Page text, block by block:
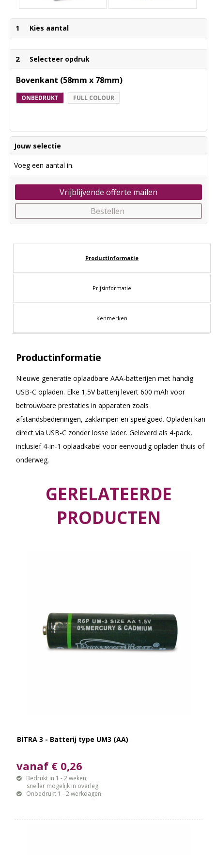
1 Kies aantal
2 Selecteer opdruk
Bovenkant (58mm x 78mm)
ONBEDRUKT FULL COLOUR
Jouw selectie
Voeg een aantal in.
Vrijblijvende offerte mailen
Bestellen
Productinformatie
Prijsinformatie
Kenmerken
Productinformatie
Nieuwe generatie oplaadbare AAA-batterijen met handig
USB-C opladen. Elke 1,5V batterij levert 600 mAh voor
betrouwbare prestaties in apparaten zoals
afstandsbedieningen, zaklampen en speelgoed. Opladen kan
direct via USB-C zonder losse lader. Geleverd als 4-pack,
inclusief 4-in-1 oplaadkabel voor eenvoudig opladen thuis of
onderweg.
GERELATEERDE
PRODUCTEN
BITRA 3 - Batterij type UM3 (AA)
vanaf € 0,26
Bedrukt in 1 - 2 weken,
sneller mogelijk in overleg.
Onbedrukt 1 - 2 werkdagen.